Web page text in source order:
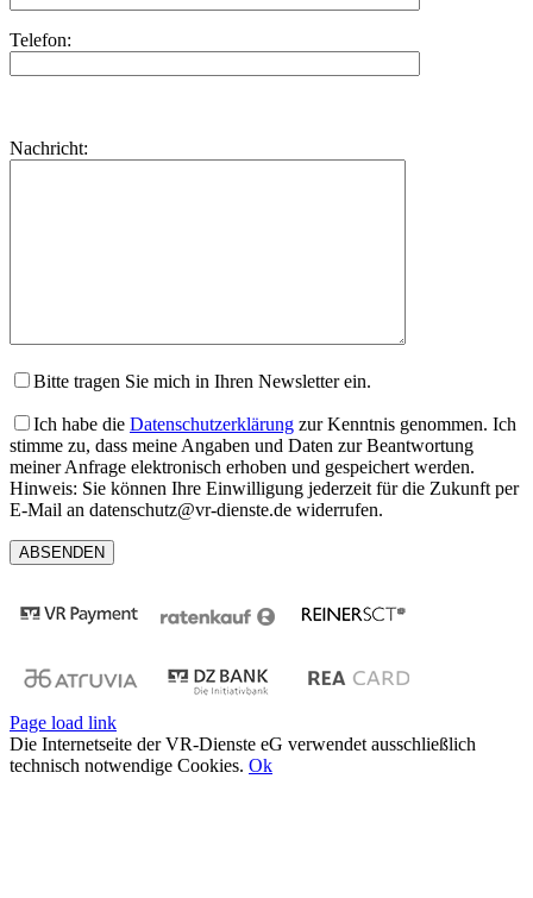
Telefon:
dieses
lasse
Nachricht:
Bitte tragen Sie mich in Ihren Newsletter ein.
Ich habe die Datenschutzerklärung zur Kenntnis genommen. Ich
stimme zu, dass meine Angaben und Daten zur Beantwortung
meiner Anfrage elektronisch erhoben und gespeichert werden.
Hinweis: Sie können Ihre Einwilligung jederzeit für die Zukunft per
E-Mail an datenschutz@vr-dienste.de widerrufen.
Page load link
Die Internetseite der VR-Dienste eG verwendet ausschließlich
technisch notwendige Cookies. Ok